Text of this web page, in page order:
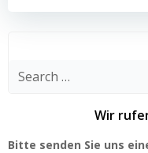
Search
Wir
Bitte senden Sie uns